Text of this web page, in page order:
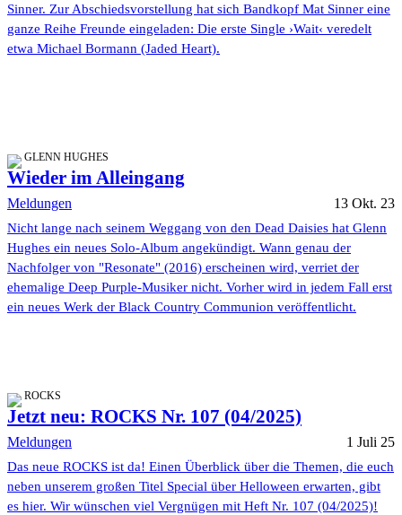
Sinner. Zur Abschiedsvorstellung hat sich Bandkopf Mat Sinner eine
ganze Reihe Freunde eingeladen: Die erste Single ›Wait‹ veredelt
etwa Michael Bormann (Jaded Heart).
GLENN HUGHES
Wieder im Alleingang
Meldungen 13 Okt. 23
Nicht lange nach seinem Weggang von den Dead Daisies hat Glenn
Hughes ein neues Solo-Album angekündigt. Wann genau der
Nachfolger von "Resonate" (2016) erscheinen wird, verriet der
ehemalige Deep Purple-Musiker nicht. Vorher wird in jedem Fall erst
ein neues Werk der Black Country Communion veröffentlicht.
ROCKS
Jetzt neu: ROCKS Nr. 107 (04/2025)
Meldungen 1 Juli 25
Das neue ROCKS ist da! Einen Überblick über die Themen, die euch
neben unserem großen Titel Special über Helloween erwarten, gibt
es hier. Wir wünschen viel Vergnügen mit Heft Nr. 107 (04/2025)!